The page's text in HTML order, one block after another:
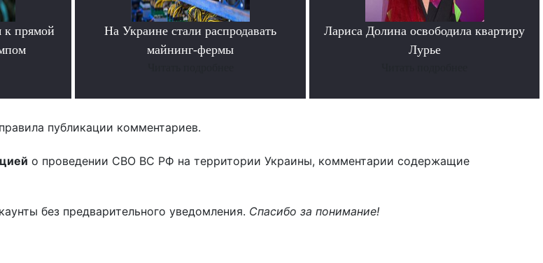
к прямой
На Украине стали распродавать
майнинг-фермы
Лариса Долина освободила квартиру
Лурье
публикации комментариев.
о проведении СВО ВС РФ на территории Украины, комментарии содержащие
без предварительного уведомления. Спасибо за понимание!